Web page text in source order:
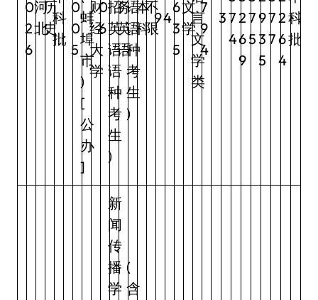
0
2
6
河
北
历
史
科
批
0
0
5
蚌
埠
市
)
[
公
办
]
财
经
大
学
0
6
招
英
语
语
种
考
生
)
务
英
语
语
语
种
考
生
)
本
科
不
限
94
6
3
5
文
学
言
文
学
类
7
9
4
37
4
2
6
9
7
5
9
3
5
7
7
2
6
4
科
批
3
新
闻
传
播
学
(
含